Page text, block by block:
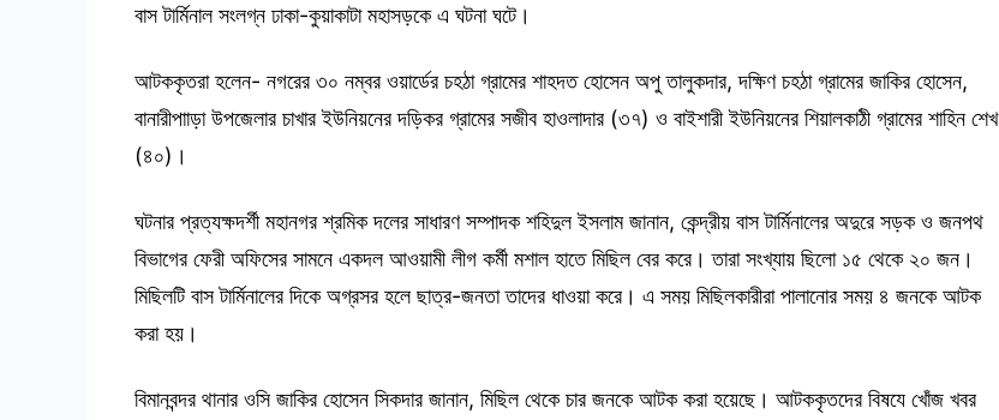
বাস টার্মিনাল সংলগ্ন ঢাকা-কুয়াকাটা মহাসড়কে এ ঘটনা ঘটে।
আটককৃতরা হলেন- নগরের ৩০ নম্বর ওয়ার্ডের চহঠা গ্রামের শাহদত হোসেন অপু তালুকদার, দক্ষিণ চহঠা গ্রামের জাকির হোসেন,
বানারীপাাড়া উপজেলার চাখার ইউনিয়নের দড়িকর গ্রামের সজীব হাওলাদার (৩৭) ও বাইশারী ইউনিয়নের শিয়ালকাঠী গ্রামের শাহিন শেখ
(৪০)।
ঘটনার প্রত্যক্ষদর্শী মহানগর শ্রমিক দলের সাধারণ সম্পাদক শহিদুল ইসলাম জানান, কেন্দ্রীয় বাস টার্মিনালের অদুরে সড়ক ও জনপথ
বিভাগের ফেরী অফিসের সামনে একদল আওয়ামী লীগ কর্মী মশাল হাতে মিছিল বের করে। তারা সংখ্যায় ছিলো ১৫ থেকে ২০ জন।
মিছিলটি বাস টার্মিনালের দিকে অগ্রসর হলে ছাত্র-জনতা তাদের ধাওয়া করে। এ সময় মিছিলকারীরা পালানোর সময় ৪ জনকে আটক
করা হয়।
বিমানবন্দর থানার ওসি জাকির হোসেন সিকদার জানান, মিছিল থেকে চার জনকে আটক করা হয়েছে। আটককৃতদের বিষযে খোঁজ খবর